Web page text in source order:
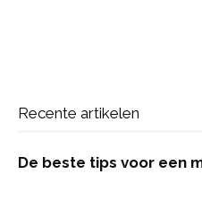
Recente artikelen
De beste tips voor een